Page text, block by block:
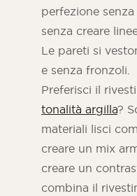
perfezione
senza creare
Le pareti si
e senza fronzoli.
Preferisci il
tonalità argilla?
materiali lisci
creare un mix
creare un
combina il